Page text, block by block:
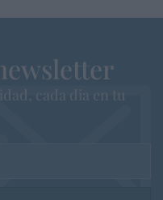
cada dia en tu